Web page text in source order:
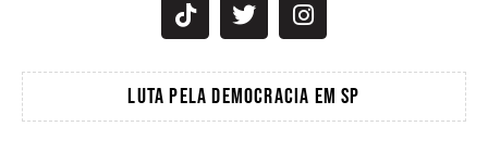
LUTA PELA DEMOCRACIA EM SP